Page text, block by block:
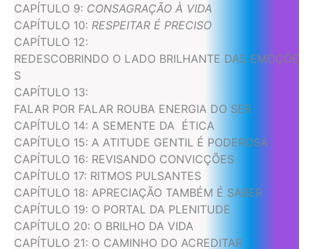
CAPÍTULO 9: CONSAGRAÇÃO À VIDA
CAPÍTULO 10: RESPEITAR É PRECISO
CAPÍTULO 12:
REDESCOBRINDO O LADO BRILHANTE DAS EMOÇÕE
S
CAPÍTULO 13:
FALAR POR FALAR ROUBA ENERGIA DO SER
CAPÍTULO 14: A SEMENTE DA ÉTICA
CAPÍTULO 15: A ATITUDE GENTIL É PODEROSA
CAPÍTULO 16: REVISANDO CONVICÇÕES
CAPÍTULO 17: RITMOS PULSANTES
CAPÍTULO 18: APRECIAÇÃO TAMBÉM É SABER
CAPÍTULO 19: O PORTAL DA PLENITUDE
CAPÍTULO 20: O BRILHO DA VIDA
CAPÍTULO 21: O CAMINHO DO ACREDITAR